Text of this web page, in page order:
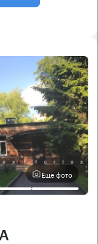
Еще фото